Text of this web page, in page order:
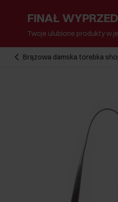
FINAŁ
Twoje ulubione produkty w
Brązowa damska torebka